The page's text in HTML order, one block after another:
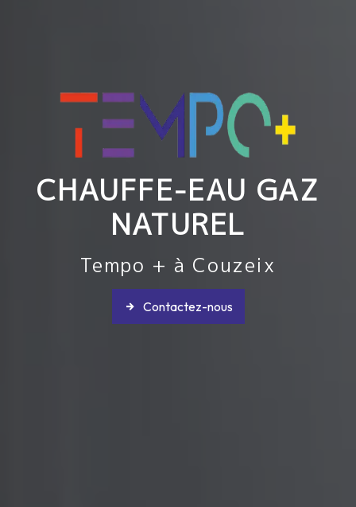
CHAUFFE-EAU GAZ
NATUREL
Tempo + à Couzeix
Contactez-nous